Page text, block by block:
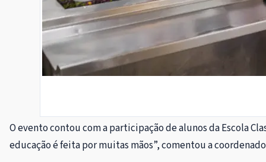
O evento contou com a participação de alunos da Escola
educação é feita por muitas mãos”, comentou a